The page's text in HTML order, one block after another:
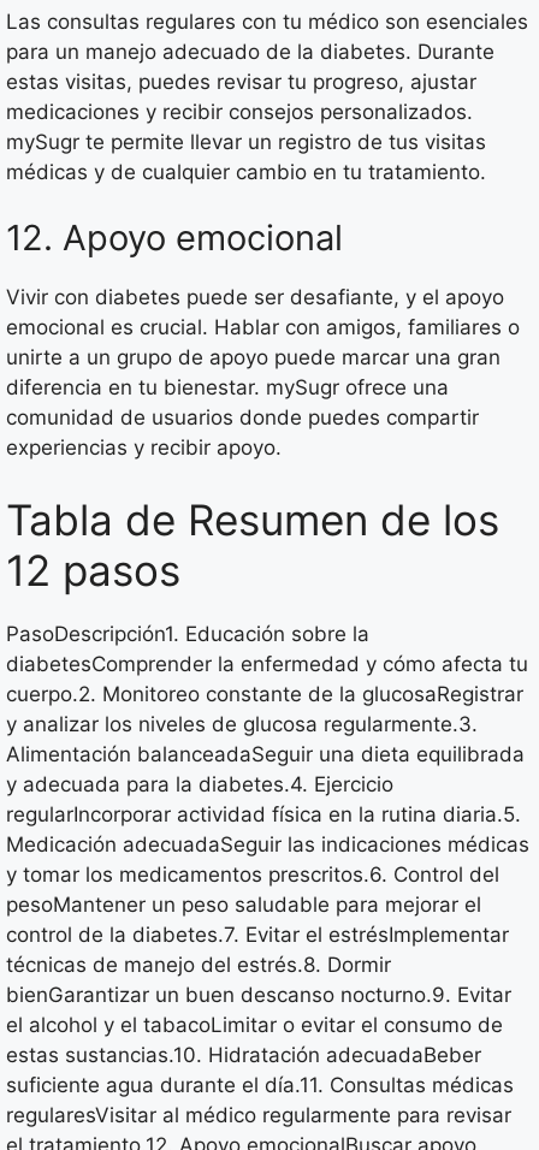
Las consultas regulares con tu médico son esenciales
para un manejo adecuado de la diabetes. Durante
estas visitas, puedes revisar tu progreso, ajustar
medicaciones y recibir consejos personalizados.
mySugr te permite llevar un registro de tus visitas
médicas y de cualquier cambio en tu tratamiento.
12. Apoyo emocional
Vivir con diabetes puede ser desafiante, y el apoyo
emocional es crucial. Hablar con amigos, familiares o
unirte a un grupo de apoyo puede marcar una gran
diferencia en tu bienestar. mySugr ofrece una
comunidad de usuarios donde puedes compartir
experiencias y recibir apoyo.
Tabla de Resumen de los
12 pasos
PasoDescripción1. Educación sobre la
diabetesComprender la enfermedad y cómo afecta tu
cuerpo.2. Monitoreo constante de la glucosaRegistrar
y analizar los niveles de glucosa regularmente.3.
Alimentación balanceadaSeguir una dieta equilibrada
y adecuada para la diabetes.4. Ejercicio
regularIncorporar actividad física en la rutina diaria.5.
Medicación adecuadaSeguir las indicaciones médicas
y tomar los medicamentos prescritos.6. Control del
pesoMantener un peso saludable para mejorar el
control de la diabetes.7. Evitar el estrésImplementar
técnicas de manejo del estrés.8. Dormir
bienGarantizar un buen descanso nocturno.9. Evitar
el alcohol y el tabacoLimitar o evitar el consumo de
estas sustancias.10. Hidratación adecuadaBeber
suficiente agua durante el día.11. Consultas médicas
regularesVisitar al médico regularmente para revisar
el tratamiento.12. Apoyo emocionalBuscar apoyo